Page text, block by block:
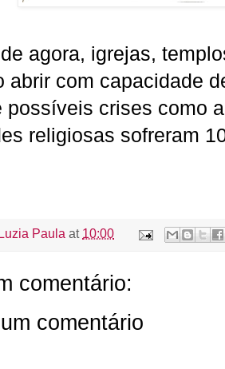
agora, igrejas,
abrir com capacidade
possíveis crises como
religiosas sofreram
Luzia Paula at 10:00
comentário:
comentário